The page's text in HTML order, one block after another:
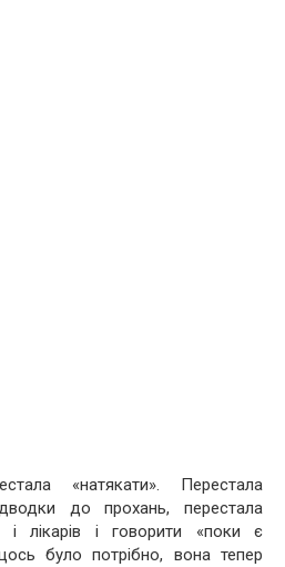
«натякати». Перестала
до прохань, перестала
лікарів і говорити «поки є
було потрібно, вона тепер